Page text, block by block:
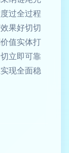
过全过程
果好切切
值实体打
立即可靠
现全面稳